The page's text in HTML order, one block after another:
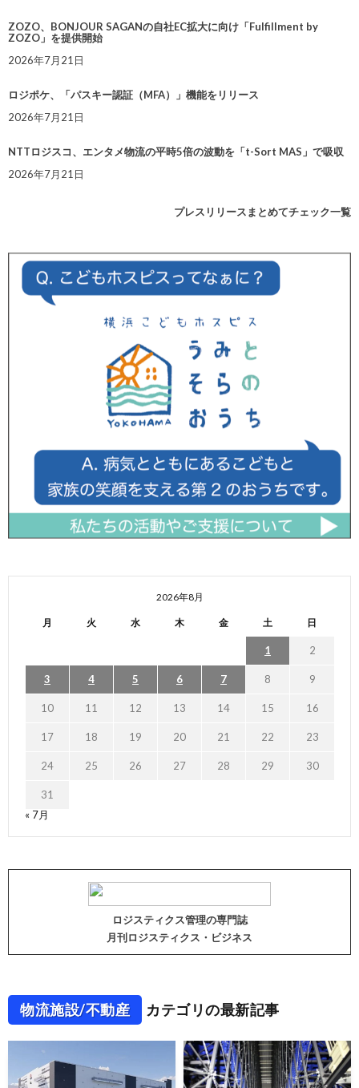
ZOZO、BONJOUR SAGANの自社EC拡大に向け「Fulfillment by
ZOZO」を提供開始
2026年7月21日
ロジポケ、「パスキー認証（MFA）」機能をリリース
2026年7月21日
NTTロジスコ、エンタメ物流の平時5倍の波動を「t-Sort MAS」で吸収
2026年7月21日
プレスリリースまとめてチェック一覧
2026年8月
月 火 水 木 金 土 日
1 2
3 4 5 6 7 8 9
10 11 12 13 14 15 16
17 18 19 20 21 22 23
24 25 26 27 28 29 30
31
« 7月
ロジスティクス管理の専門誌
月刊ロジスティクス・ビジネス
物流施設/不動産 カテゴリの最新記事